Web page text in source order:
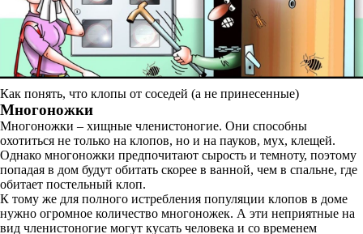
Как понять, что клопы от соседей (а не принесенные)
Многоножки
Многоножки – хищные членистоногие. Они способны
охотиться не только на клопов, но и на пауков, мух, клещей.
Однако многоножки предпочитают сырость и темноту, поэтому
попадая в дом будут обитать скорее в ванной, чем в спальне, где
обитает постельный клоп.
К тому же для полного истребления популяции клопов в доме
нужно огромное количество многоножек. А эти неприятные на
вид членистоногие могут кусать человека и со временем